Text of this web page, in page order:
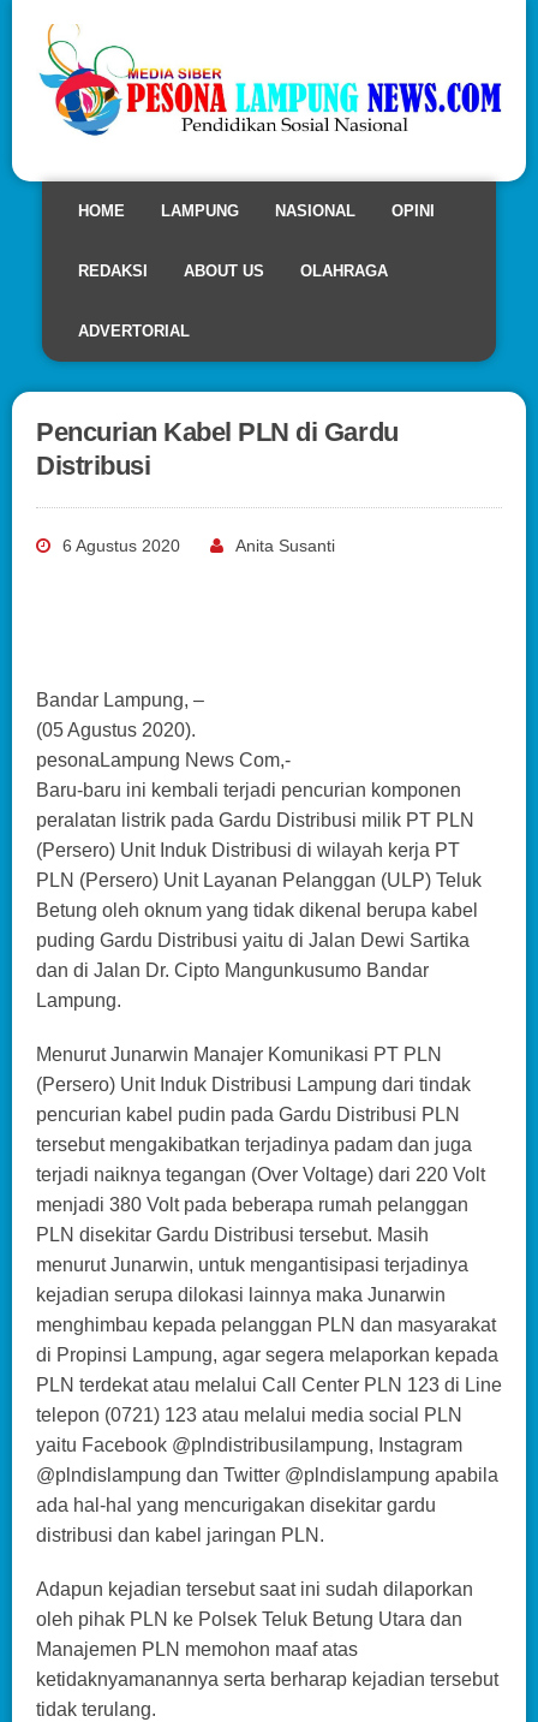
HOME LAMPUNG NASIONAL OPINI
REDAKSI ABOUT US OLAHRAGA
ADVERTORIAL
Pencurian Kabel PLN di Gardu
Distribusi
6 Agustus 2020 Anita Susanti
Bandar Lampung, –
(05 Agustus 2020).
pesonaLampung News Com,-
Baru-baru ini kembali terjadi pencurian komponen
peralatan listrik pada Gardu Distribusi milik PT PLN
(Persero) Unit Induk Distribusi di wilayah kerja PT
PLN (Persero) Unit Layanan Pelanggan (ULP) Teluk
Betung oleh oknum yang tidak dikenal berupa kabel
puding Gardu Distribusi yaitu di Jalan Dewi Sartika
dan di Jalan Dr. Cipto Mangunkusumo Bandar
Lampung.
Menurut Junarwin Manajer Komunikasi PT PLN
(Persero) Unit Induk Distribusi Lampung dari tindak
pencurian kabel pudin pada Gardu Distribusi PLN
tersebut mengakibatkan terjadinya padam dan juga
terjadi naiknya tegangan (Over Voltage) dari 220 Volt
menjadi 380 Volt pada beberapa rumah pelanggan
PLN disekitar Gardu Distribusi tersebut. Masih
menurut Junarwin, untuk mengantisipasi terjadinya
kejadian serupa dilokasi lainnya maka Junarwin
menghimbau kepada pelanggan PLN dan masyarakat
di Propinsi Lampung, agar segera melaporkan kepada
PLN terdekat atau melalui Call Center PLN 123 di Line
telepon (0721) 123 atau melalui media social PLN
yaitu Facebook @plndistribusilampung, Instagram
@plndislampung dan Twitter @plndislampung apabila
ada hal-hal yang mencurigakan disekitar gardu
distribusi dan kabel jaringan PLN.
Adapun kejadian tersebut saat ini sudah dilaporkan
oleh pihak PLN ke Polsek Teluk Betung Utara dan
Manajemen PLN memohon maaf atas
ketidaknyamanannya serta berharap kejadian tersebut
tidak terulang.